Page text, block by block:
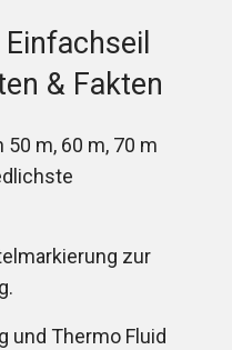
& Fakten
m, 60 m, 70 m
zur
und Thermo Fluid